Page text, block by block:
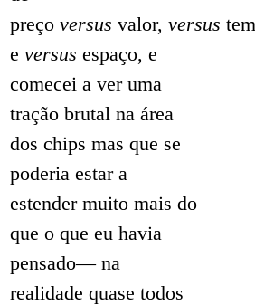
preço versus valor, versus
e versus espaço, e
comecei a ver uma
tração brutal na área
dos chips mas que se
poderia estar a
estender muito mais do
que o que eu havia
pensado— na
realidade quase todos